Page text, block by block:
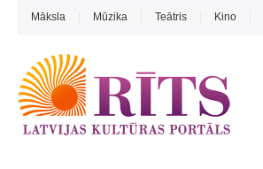
Māksla Mūzika Teātris Kino